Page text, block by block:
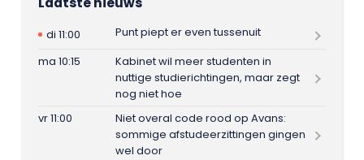
di 11:00
Punt piept er even tussenuit
ma 10:15
Kabinet wil meer studenten in
nuttige studierichtingen, maar zegt
nog niet hoe
vr 11:00
Niet overal code rood op Avans:
sommige afstudeerzittingen gingen
wel door